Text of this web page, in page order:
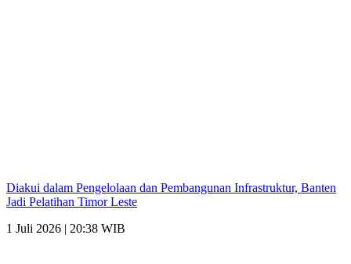
Diakui dalam Pengelolaan dan Pembangunan Infrastruktur, Banten
Jadi Pelatihan Timor Leste
1 Juli 2026 | 20:38 WIB